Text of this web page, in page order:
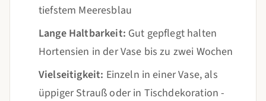
tiefstem Meeresblau
Lange Haltbarkeit: Gut gepflegt halten
Hortensien in der Vase bis zu zwei Wochen
Vielseitigkeit: Einzeln in einer Vase, als
üppiger Strauß oder in Tischdekoration -